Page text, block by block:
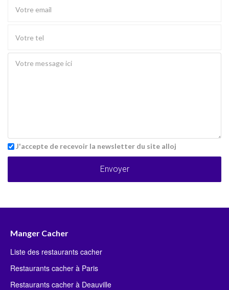
J'accepte de recevoir la newsletter du site alloj
Envoyer
Manger Cacher
Liste des restaurants cacher
Restaurants cacher à Paris
Restaurants cacher à Deauville